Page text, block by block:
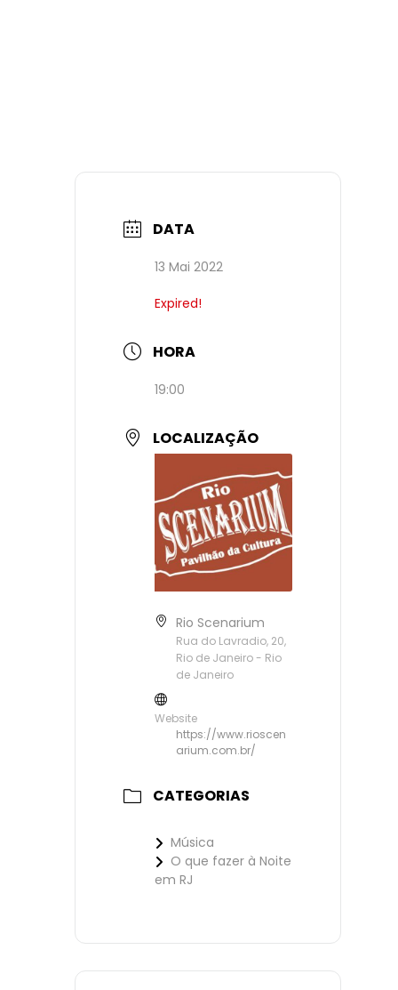
DATA
13 Mai 2022
Expired!
HORA
19:00
LOCALIZAÇÃO
Rio Scenarium
Rua do Lavradio, 20,
Rio de Janeiro - Rio
de Janeiro
Website
https://www.rioscen
arium.com.br/
CATEGORIAS
Música
O que fazer à Noite
em RJ